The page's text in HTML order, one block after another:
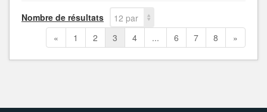
Nombre de résultats
12 par
page
« 1 2 3 4 ... 6 7 8 »